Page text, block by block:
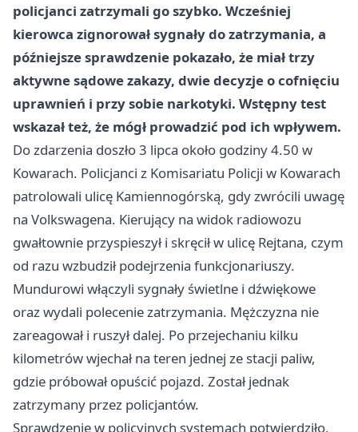
policjanci zatrzymali go szybko. Wcześniej
kierowca zignorował sygnały do zatrzymania, a
późniejsze sprawdzenie pokazało, że miał trzy
aktywne sądowe zakazy, dwie decyzje o cofnięciu
uprawnień i przy sobie narkotyki. Wstępny test
wskazał też, że mógł prowadzić pod ich wpływem.
Do zdarzenia doszło 3 lipca około godziny 4.50 w
Kowarach. Policjanci z Komisariatu Policji w Kowarach
patrolowali ulicę Kamiennogórską, gdy zwrócili uwagę
na Volkswagena. Kierujący na widok radiowozu
gwałtownie przyspieszył i skręcił w ulicę Rejtana, czym
od razu wzbudził podejrzenia funkcjonariuszy.
Mundurowi włączyli sygnały świetlne i dźwiękowe
oraz wydali polecenie zatrzymania. Mężczyzna nie
zareagował i ruszył dalej. Po przejechaniu kilku
kilometrów wjechał na teren jednej ze stacji paliw,
gdzie próbował opuścić pojazd. Został jednak
zatrzymany przez policjantów.
Sprawdzenie w policyjnych systemach potwierdziło,